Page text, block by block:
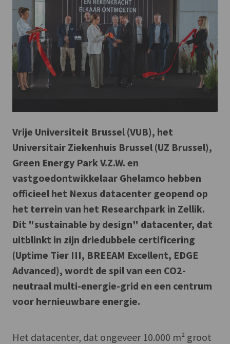
Vrije Universiteit Brussel (VUB), het
Universitair Ziekenhuis Brussel (UZ Brussel),
Green Energy Park V.Z.W. en
vastgoedontwikkelaar Ghelamco hebben
officieel het Nexus datacenter geopend op
het terrein van het Researchpark in Zellik.
Dit "sustainable by design" datacenter, dat
uitblinkt in zijn driedubbele certificering
(Uptime Tier III, BREEAM Excellent, EDGE
Advanced), wordt de spil van een CO2-
neutraal multi-energie-grid en een centrum
voor hernieuwbare energie.
Het datacenter, dat ongeveer 10.000 m² groot